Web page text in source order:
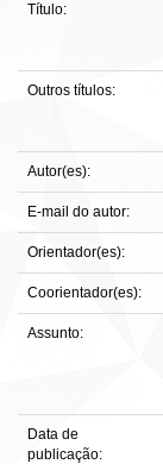
Título:
Outros títulos:
Autor(es):
E-mail do autor:
Orientador(es):
Coorientador(es):
Assunto:
Data de
publicação: